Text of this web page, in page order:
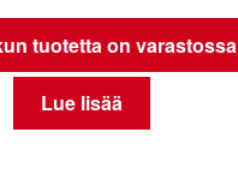
tuotetta on varastossa
Lue lisää